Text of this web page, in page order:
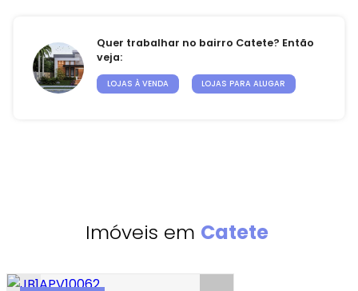
Quer trabalhar no bairro Catete? Então
veja:
LOJAS À VENDA LOJAS PARA ALUGAR
Imóveis em Catete